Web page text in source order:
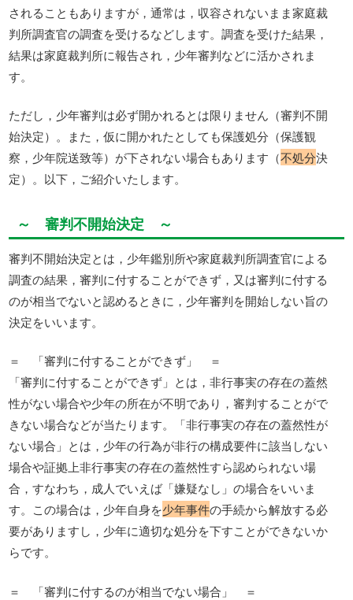
されることもありますが，通常は，収容されないまま家庭裁
判所調査官の調査を受けるなどします。調査を受けた結果，
結果は家庭裁判所に報告され，少年審判などに活かされま
す。
ただし，少年審判は必ず開かれるとは限りません（審判不開
始決定）。また，仮に開かれたとしても保護処分（保護観
察，少年院送致等）が下されない場合もあります（不処分決
定）。以下，ご紹介いたします。
～ 審判不開始決定 ～
審判不開始決定とは，少年鑑別所や家庭裁判所調査官による
調査の結果，審判に付することができず，又は審判に付する
のが相当でないと認めるときに，少年審判を開始しない旨の
決定をいいます。
＝ 「審判に付することができず」 ＝
「審判に付することができず」とは，非行事実の存在の蓋然
性がない場合や少年の所在が不明であり，審判することがで
きない場合などが当たります。「非行事実の存在の蓋然性が
ない場合」とは，少年の行為が非行の構成要件に該当しない
場合や証拠上非行事実の存在の蓋然性すら認められない場
合，すなわち，成人でいえば「嫌疑なし」の場合をいいま
す。この場合は，少年自身を少年事件の手続から解放する必
要がありますし，少年に適切な処分を下すことができないか
らです。
＝ 「審判に付するのが相当でない場合」 ＝